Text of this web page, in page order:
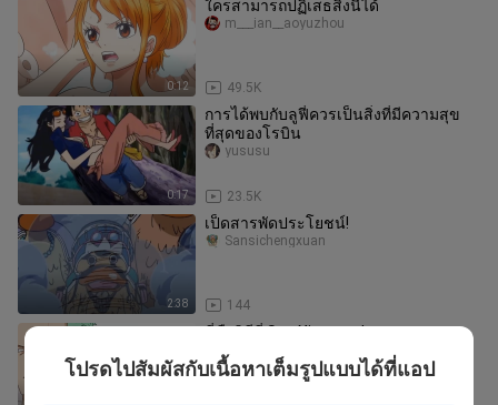
0:12
ใครสามารถปฏิเสธสิ่งนี้ได้
49.5K
m___ian__aoyuzhou
0:17
การได้พบกับลูฟี่ควรเป็นสิ่งที่มีความสุข
ที่สุดของโรบิน
23.5K
yususu
2:38
เป็ดสารพัดประโยชน์!
144
Sansichengxuan
นี่คือวิธีที่ Suo Xiang พูด!
โปรดไปสัมผัสกับเนื้อหาเต็มรูปแบบได้ที่แอป